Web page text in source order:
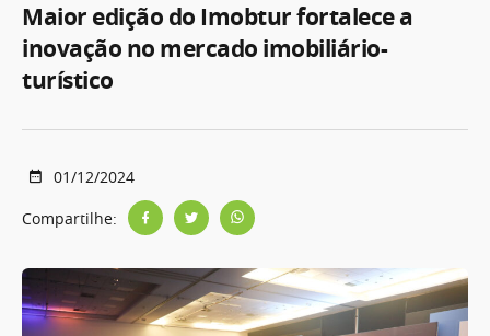
Maior edição do Imobtur fortalece a
inovação no mercado imobiliário-
turístico
01/12/2024
Compartilhe: